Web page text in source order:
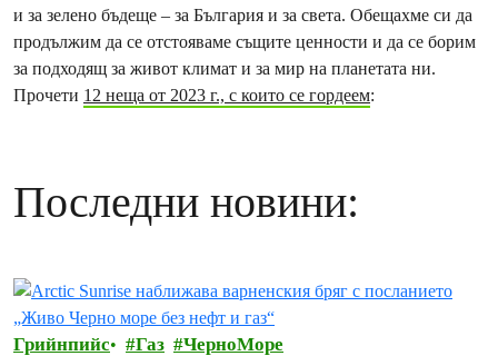
и за зелено бъдеще – за България и за света. Обещахме си да
продължим да се отстояваме същите ценности и да се борим
за подходящ за живот климат и за мир на планетата ни.
Прочети 12 неща от 2023 г., с които се гордеем:
Последни новини:
Грийнпийс Газ ЧерноМоре